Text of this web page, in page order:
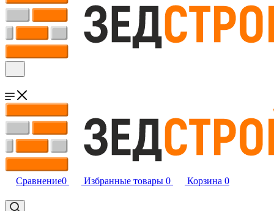
Сравнение0 Избранные товары 0 Корзина 0